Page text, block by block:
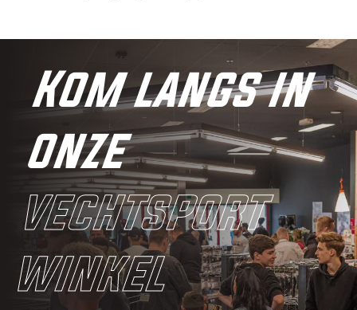
Kom langs in
onze
vechtsport
winkel